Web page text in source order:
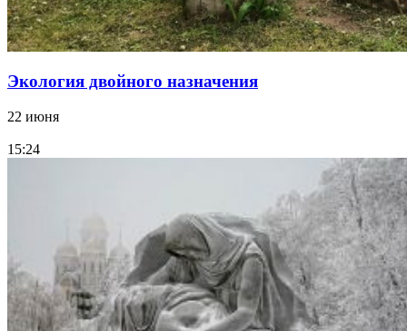
Экология двойного назначения
22 июня
15:24